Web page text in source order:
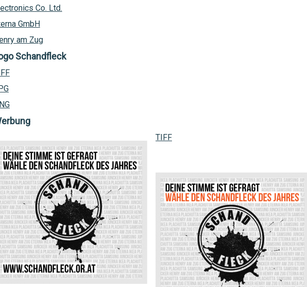
Co. Ltd.
GmbH
am Zug
Schandfleck
TIFF